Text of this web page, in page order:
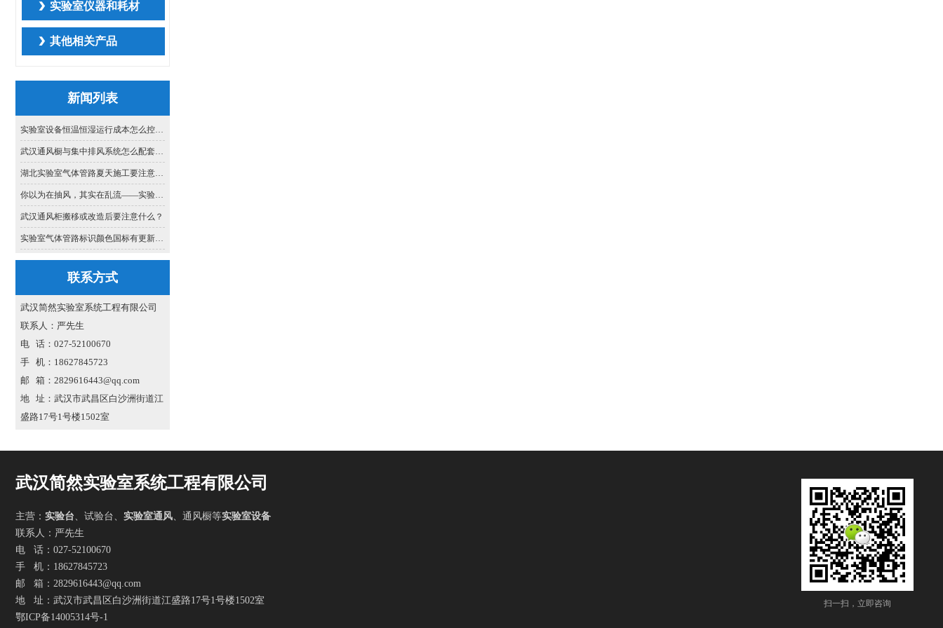
实验室仪器和耗材
其他相关产品
新闻列表
实验室设备恒温恒湿运行成本怎么控？合理设定与节能策略简介
武汉通风橱与集中排风系统怎么配套：管径选择与阻力平衡的思路
湖北实验室气体管路夏天施工要注意什么？本地工程师的实战提醒
你以为在抽风，其实在乱流——实验室通风的气流组织真相
武汉通风柜搬移或改造后要注意什么？
实验室气体管路标识颜色国标有更新吗？2026年执行哪些标准？
联系方式
武汉简然实验室系统工程有限公司
联系人：严先生
电 话：027-52100670
手 机：18627845723
邮 箱：2829616443@qq.com
地 址：武汉市武昌区白沙洲街道江
盛路17号1号楼1502室
武汉简然实验室系统工程有限公司
主营： 实验台、试验台、 实验室通风、通风橱等实验室设备
联系人：严先生
电 话：027-52100670
手 机：18627845723
邮 箱：2829616443@qq.com
地 址：武汉市武昌区白沙洲街道江盛路17号1号楼1502室
鄂ICP备14005314号-1
扫一扫，立即咨询